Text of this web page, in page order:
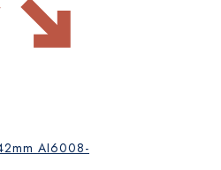
AI6008-